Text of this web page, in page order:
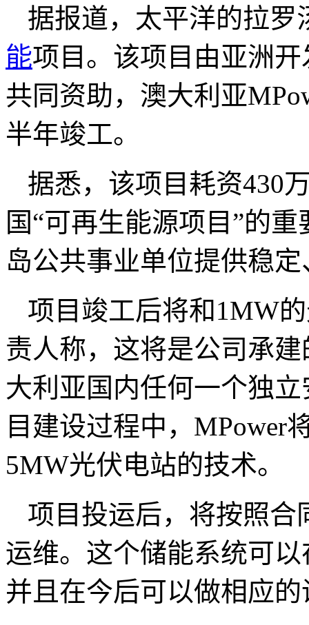
据报道，太平洋的拉罗
能项目。该项目由亚洲
共同资助，澳大利亚
半年竣工。
据悉，该项目耗资430
国“可再生能源项目”的
岛公共事业单位提供稳
项目竣工后将和1MW
责人称，这将是公司承
大利亚国内任何一个独
目建设过程中，MPower
5MW光伏电站的技术。
项目投运后，将按照合
运维。这个储能系统可
并且在今后可以做相应的